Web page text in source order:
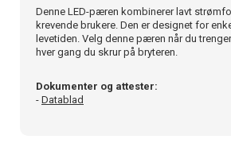
Denne LED-pæren kombinerer lavt
krevende brukere. Den er designet for
levetiden. Velg denne pæren når du
hver gang du skrur på bryteren.
Dokumenter og attester:
- Datablad